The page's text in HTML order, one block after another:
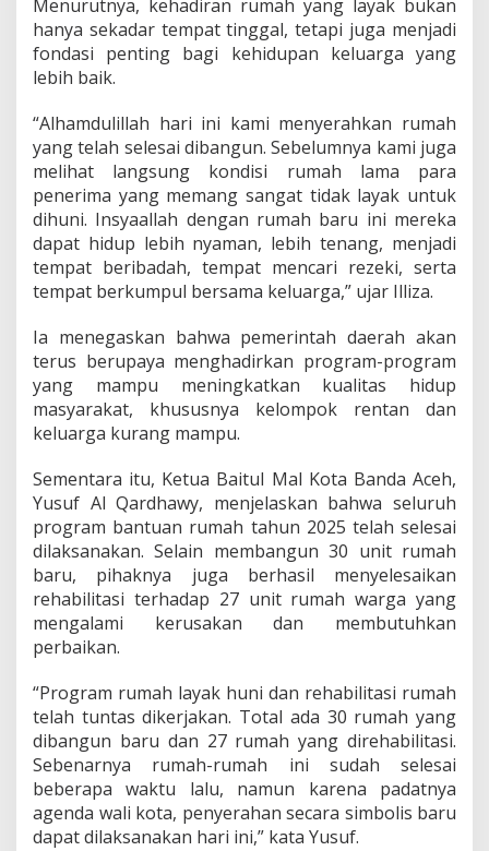
Menurutnya, kehadiran rumah yang layak bukan
hanya sekadar tempat tinggal, tetapi juga menjadi
fondasi penting bagi kehidupan keluarga yang
lebih baik.
“Alhamdulillah hari ini kami menyerahkan rumah
yang telah selesai dibangun. Sebelumnya kami juga
melihat langsung kondisi rumah lama para
penerima yang memang sangat tidak layak untuk
dihuni. Insyaallah dengan rumah baru ini mereka
dapat hidup lebih nyaman, lebih tenang, menjadi
tempat beribadah, tempat mencari rezeki, serta
tempat berkumpul bersama keluarga,” ujar Illiza.
Ia menegaskan bahwa pemerintah daerah akan
terus berupaya menghadirkan program-program
yang mampu meningkatkan kualitas hidup
masyarakat, khususnya kelompok rentan dan
keluarga kurang mampu.
Sementara itu, Ketua Baitul Mal Kota Banda Aceh,
Yusuf Al Qardhawy, menjelaskan bahwa seluruh
program bantuan rumah tahun 2025 telah selesai
dilaksanakan. Selain membangun 30 unit rumah
baru, pihaknya juga berhasil menyelesaikan
rehabilitasi terhadap 27 unit rumah warga yang
mengalami kerusakan dan membutuhkan
perbaikan.
“Program rumah layak huni dan rehabilitasi rumah
telah tuntas dikerjakan. Total ada 30 rumah yang
dibangun baru dan 27 rumah yang direhabilitasi.
Sebenarnya rumah-rumah ini sudah selesai
beberapa waktu lalu, namun karena padatnya
agenda wali kota, penyerahan secara simbolis baru
dapat dilaksanakan hari ini,” kata Yusuf.